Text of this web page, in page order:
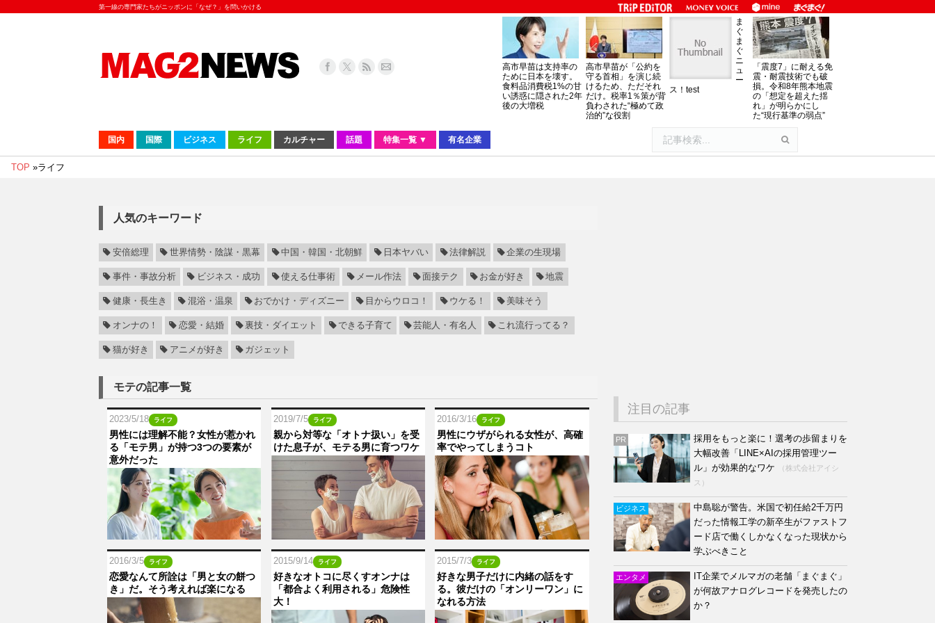
第一線の専門家たちがニッポンに「なぜ？」を問いかける
高市早苗は支持率の
ために日本を壊す。
食料品消費税1%の甘
い誘惑に隠された2年
後の大増税
高市早苗が「公約を
守る首相」を演じ続
けるため、ただそれ
だけ。税率1％策が背
負わされた“極めて政
治的”な役割
ま
ぐ
ま
ぐ
ニ
ュ
ー
ス！test
「震度7」に耐える免
震・耐震技術でも破
損。令和8年熊本地震
の「想定を超えた揺
れ」が明らかにし
た“現行基準の弱点”
国内 国際 ビジネス ライフ カルチャー 話題 特集一覧 ▼ 有名企業
TOP »ライフ
人気のキーワード
安倍総理 世界情勢・陰謀・黒幕 中国・韓国・北朝鮮 日本ヤバい 法律解説 企業の生現場
事件・事故分析 ビジネス・成功 使える仕事術 メール作法 面接テク お金が好き 地震
健康・長生き 混浴・温泉 おでかけ・ディズニー 目からウロコ！ ウケる！ 美味そう
オンナの！ 恋愛・結婚 裏技・ダイエット できる子育て 芸能人・有名人 これ流行ってる？
猫が好き アニメが好き ガジェット
モテの記事一覧
2023/5/18 ライフ
男性には理解不能？女性が惹かれ
る「モテ男」が持つ3つの要素が
意外だった
2019/7/5 ライフ
親から対等な「オトナ扱い」を受
けた息子が、モテる男に育つワケ
2016/3/16 ライフ
男性にウザがられる女性が、高確
率でやってしまうコト
2016/3/5 ライフ
恋愛なんて所詮は「男と女の餅つ
き」だ。そう考えれば楽になる
2015/9/14 ライフ
好きなオトコに尽くすオンナは
「都合よく利用される」危険性
大！
2015/7/3 ライフ
好きな男子だけに内緒の話をす
る。彼だけの「オンリーワン」に
なれる方法
注目の記事
PR
採用をもっと楽に！選考の歩留まりを
大幅改善「LINE×AIの採用管理ツー
ル」が効果的なワケ
（株式会社アイシ
ス）
ビジネス
中島聡が警告。米国で初任給2千万円
だった情報工学の新卒生がファストフ
ード店で働くしかなくなった現状から
学ぶべきこと
エンタメ
IT企業でメルマガの老舗「まぐまぐ」
が何故アナログレコードを発売したの
か？